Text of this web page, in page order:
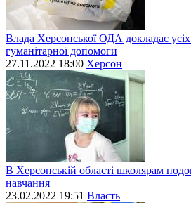
Влада Херсонської ОДА докладає
гуманітарної допомоги
27.11.2022 18:00 Херсон
В Херсонській області школярам
навчання
23.02.2022 19:51 Власть